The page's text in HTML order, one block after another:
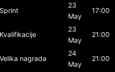
Sprint
23
May
17:00
Kvalifikacije
23
May
21:00
Velika nagrada
24
May
21:00